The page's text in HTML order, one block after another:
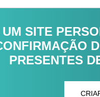
SITE
PRESENTES